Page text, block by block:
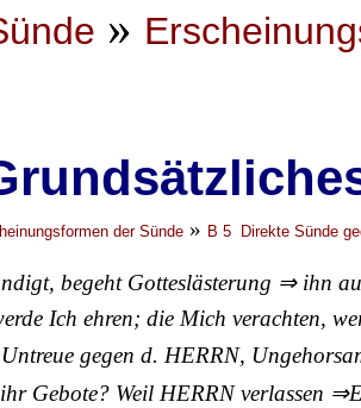
»
der Sünde » B 5 Direkte Sünde
begeht Gotteslästerung ⇒ ihn
Ich ehren; die Mich verachten,
gegen d. HERRN,
Gebote? Weil HERRN verlassen